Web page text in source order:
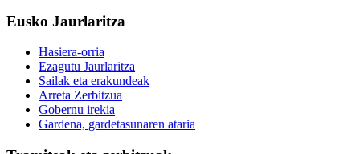
Eusko Jaurlaritza
Hasiera-orria
Ezagutu Jaurlaritza
Sailak eta erakundeak
Arreta Zerbitzua
Gobernu irekia
Gardena, gardetasunaren ataria